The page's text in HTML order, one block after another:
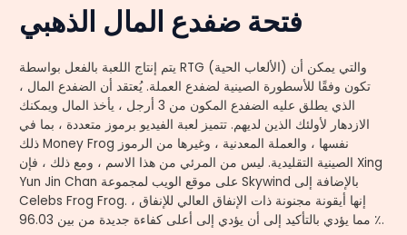
فتحة ضفدع المال الذهبي
يتم إنتاج اللعبة بالفعل بواسطة RTG (الألعاب الحية) والتي يمكن أن
تكون وفقًا للأسطورة الصينية لضفدع العملة. يُعتقد أن الضفدع المال ،
الذي يطلق عليه الضفدع المكون من 3 أرجل ، يأخذ المال ويمكنك
الازدهار لأولئك الذين لديهم. تتميز لعبة الفيديو برموز متعددة ، بما في
ذلك Money Frog نفسها ، والعملة المعدنية ، وغيرها من الرموز
الصينية التقليدية. ليس من المرئي من هذا الاسم ، ومع ذلك ، فإن Xing
Yun Jin Chan على موقع الويب لمجموعة Skywind بالإضافة إلى
Celebs Frog Frog. إنها أيقونة مجنونة ذات الإنفاق العالي للإنفاق ،
مما يؤدي بالتأكيد إلى أن يؤدي إلى أعلى كفاءة جديدة من بين 96.03 ٪.